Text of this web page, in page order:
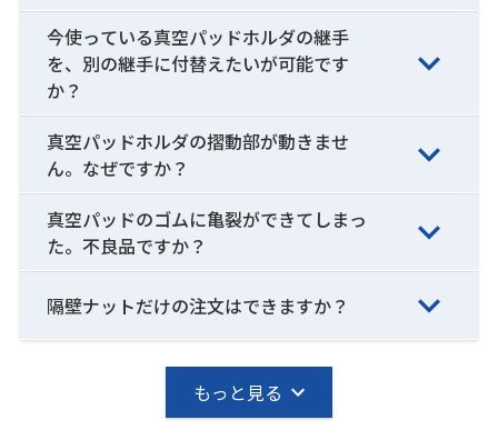
今使っている真空パッドホルダの継手
を、別の継手に付替えたいが可能です
か？
真空パッドホルダの摺動部が動きませ
ん。なぜですか？
真空パッドのゴムに亀裂ができてしまっ
た。不良品ですか？
隔壁ナットだけの注文はできますか？
もっと見る